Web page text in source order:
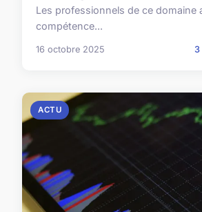
Les professionnels de ce domaine
compétence...
16 octobre 2025 3
ACTU